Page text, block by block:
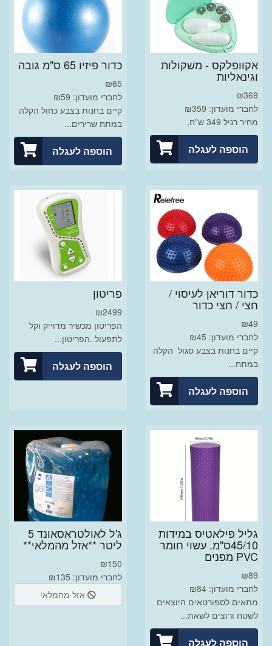
אקוופלקס - משקולות
וגינאליות
₪369
לחברי מועדון: ₪359
מחיר רגיל 349 ש"ח,
הוספה לעגלה
כדור פיזיו 65 ס"מ גובה
₪65
לחברי מועדון: ₪59
קיים בחנות בצבע כחול הקלה
במתח שרירים...
הוספה לעגלה
כדור דוריאן לעיסוי /
חצי / חצי כדור
₪49
לחברי מועדון: ₪45
קיים בחנות בצבע סגול הקלה
במתח...
הוספה לעגלה
פריטון
₪2499
הפריטון מכשיר מדוייק וקל
לתפעול .הפריטון...
הוספה לעגלה
גליל פילאטיס במידות
45/10ס"מ. עשוי חומר
PVC מפנים
₪89
לחברי מועדון: ₪84
מתאים לספורטאים היוצאים
לשטח ורוצים לשאת...
הוספה לעגלה
ג'ל לאולטראסאונד 5
ליטר **אזל מהמלאי**
₪150
לחברי מועדון: ₪135
אזל מהמלאי